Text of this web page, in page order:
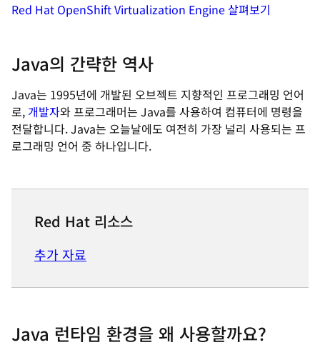
Red Hat OpenShift Virtualization Engine 살펴보기
Java의 간략한 역사
Java는 1995년에 개발된 오브젝트 지향적인 프로그래밍 언어
로, 개발자와 프로그래머는 Java를 사용하여 컴퓨터에 명령을
전달합니다. Java는 오늘날에도 여전히 가장 널리 사용되는 프
로그래밍 언어 중 하나입니다.
Red Hat 리소스
추가 자료
Java 런타임 환경을 왜 사용할까요?